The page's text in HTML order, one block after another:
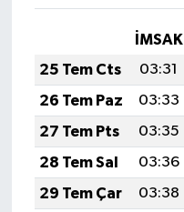
İMSAK
25 Tem Cts
03:31
26 Tem Paz
03:33
27 Tem Pts
03:35
28 Tem Sal
03:36
29 Tem Çar
03:38